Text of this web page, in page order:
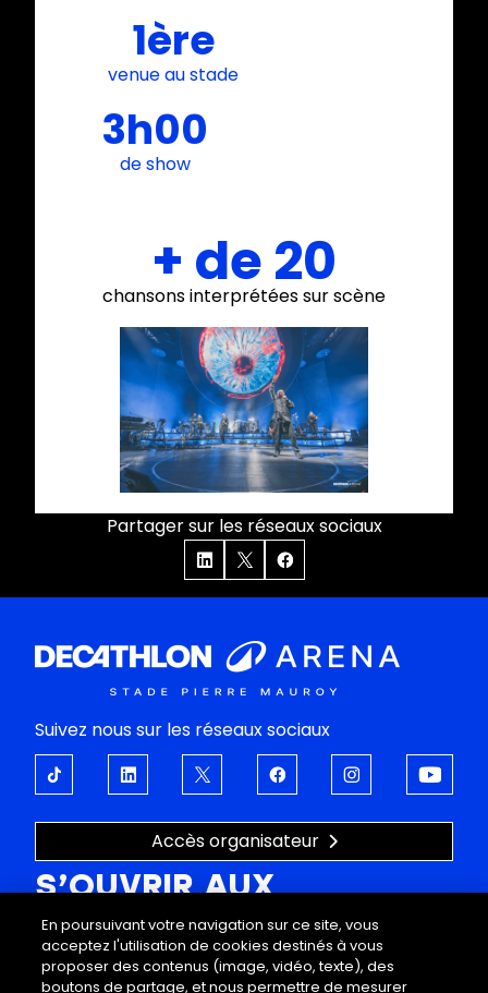
1ère
venue au stade
3h00
de show
+ de 20
chansons interprétées sur scène
Partager sur les réseaux sociaux
Suivez nous sur les réseaux sociaux
Accès organisateur
S’OUVRIR AUX
ÉMOTIONS
À propos Support
En poursuivant votre navigation sur ce site, vous
acceptez l'utilisation de cookies destinés à vous
proposer des contenus (image, vidéo, texte), des
boutons de partage, et nous permettre de mesurer